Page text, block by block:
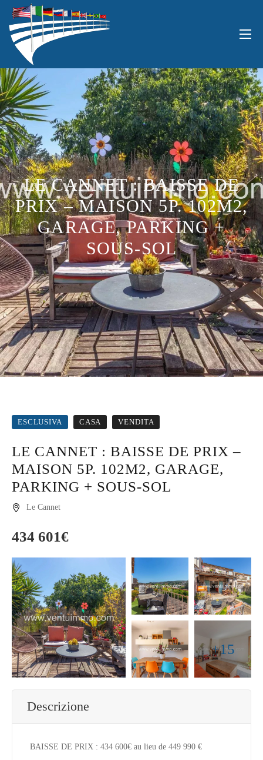
LE CANNET : BAISSE DE
PRIX – MAISON 5P. 102M2,
GARAGE, PARKING +
SOUS-SOL
ESCLUSIVA CASA VENDITA
LE CANNET : BAISSE DE PRIX –
MAISON 5P. 102M2, GARAGE,
PARKING + SOUS-SOL
Le Cannet
434 601€
+15
Descrizione
BAISSE DE PRIX : 434 600€ au lieu de 449 990 €